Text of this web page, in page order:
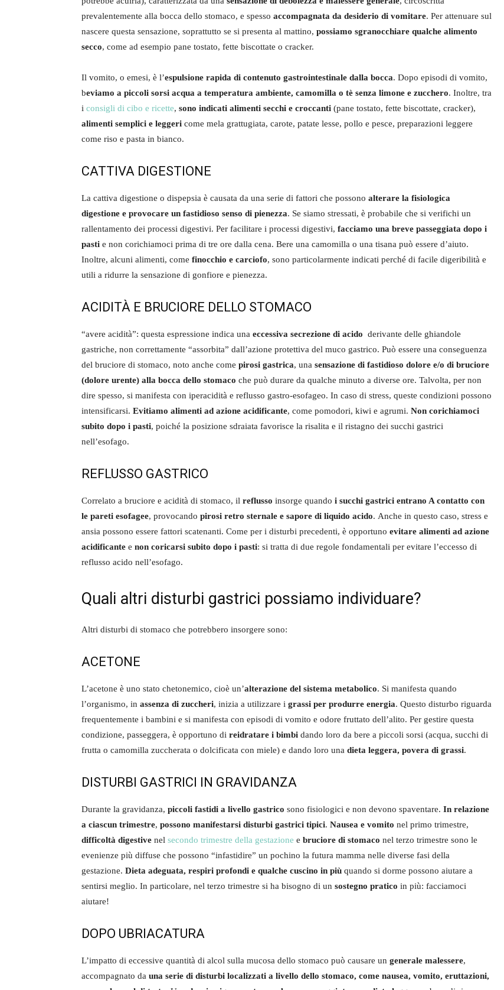
prevalentemente alla bocca dello stomaco, e spesso accompagnata da desiderio di vomitare. Per attenuare sul
nascere questa sensazione, soprattutto se si presenta al mattino, possiamo sgranocchiare qualche alimento
secco, come ad esempio pane tostato, fette biscottate o cracker.
Il vomito, o emesi, è l’espulsione rapida di contenuto gastrointestinale dalla bocca. Dopo episodi di vomito,
beviamo a piccoli sorsi acqua a temperatura ambiente, camomilla o tè senza limone e zucchero. Inoltre, tra
i consigli di cibo e ricette, sono indicati alimenti secchi e croccanti (pane tostato, fette biscottate, cracker),
alimenti semplici e leggeri come mela grattugiata, carote, patate lesse, pollo e pesce, preparazioni leggere
come riso e pasta in bianco.
CATTIVA DIGESTIONE
La cattiva digestione o dispepsia è causata da una serie di fattori che possono alterare la fisiologica
digestione e provocare un fastidioso senso di pienezza. Se siamo stressati, è probabile che si verifichi un
rallentamento dei processi digestivi. Per facilitare i processi digestivi, facciamo una breve passeggiata dopo i
pasti e non corichiamoci prima di tre ore dalla cena. Bere una camomilla o una tisana può essere d’aiuto.
Inoltre, alcuni alimenti, come finocchio e carciofo, sono particolarmente indicati perché di facile digeribilità e
utili a ridurre la sensazione di gonfiore e pienezza.
ACIDITÀ E BRUCIORE DELLO STOMACO
“avere acidità”: questa espressione indica una eccessiva secrezione di acido derivante delle ghiandole
gastriche, non correttamente “assorbita” dall’azione protettiva del muco gastrico. Può essere una conseguenza
del bruciore di stomaco, noto anche come pirosi gastrica, una sensazione di fastidioso dolore e/o di bruciore
(dolore urente) alla bocca dello stomaco che può durare da qualche minuto a diverse ore. Talvolta, per non
dire spesso, si manifesta con iperacidità e reflusso gastro-esofageo. In caso di stress, queste condizioni possono
intensificarsi. Evitiamo alimenti ad azione acidificante, come pomodori, kiwi e agrumi. Non corichiamoci
subito dopo i pasti, poiché la posizione sdraiata favorisce la risalita e il ristagno dei succhi gastrici
nell’esofago.
REFLUSSO GASTRICO
Correlato a bruciore e acidità di stomaco, il reflusso insorge quando i succhi gastrici entrano A contatto con
le pareti esofagee, provocando pirosi retro sternale e sapore di liquido acido. Anche in questo caso, stress e
ansia possono essere fattori scatenanti. Come per i disturbi precedenti, è opportuno evitare alimenti ad azione
acidificante e non coricarsi subito dopo i pasti: si tratta di due regole fondamentali per evitare l’eccesso di
reflusso acido nell’esofago.
Quali altri disturbi gastrici possiamo individuare?
Altri disturbi di stomaco che potrebbero insorgere sono:
ACETONE
L’acetone è uno stato chetonemico, cioè un’alterazione del sistema metabolico. Si manifesta quando
l’organismo, in assenza di zuccheri, inizia a utilizzare i grassi per produrre energia. Questo disturbo riguarda
frequentemente i bambini e si manifesta con episodi di vomito e odore fruttato dell’alito. Per gestire questa
condizione, passeggera, è opportuno di reidratare i bimbi dando loro da bere a piccoli sorsi (acqua, succhi di
frutta o camomilla zuccherata o dolcificata con miele) e dando loro una dieta leggera, povera di grassi.
DISTURBI GASTRICI IN GRAVIDANZA
Durante la gravidanza, piccoli fastidi a livello gastrico sono fisiologici e non devono spaventare. In relazione
a ciascun trimestre, possono manifestarsi disturbi gastrici tipici. Nausea e vomito nel primo trimestre,
difficoltà digestive nel secondo trimestre della gestazione e bruciore di stomaco nel terzo trimestre sono le
evenienze più diffuse che possono “infastidire” un pochino la futura mamma nelle diverse fasi della
gestazione. Dieta adeguata, respiri profondi e qualche cuscino in più quando si dorme possono aiutare a
sentirsi meglio. In particolare, nel terzo trimestre si ha bisogno di un sostegno pratico in più: facciamoci
aiutare!
DOPO UBRIACATURA
L’impatto di eccessive quantità di alcol sulla mucosa dello stomaco può causare un generale malessere,
accompagnato da una serie di disturbi localizzati a livello dello stomaco, come nausea, vomito, eruttazioni,